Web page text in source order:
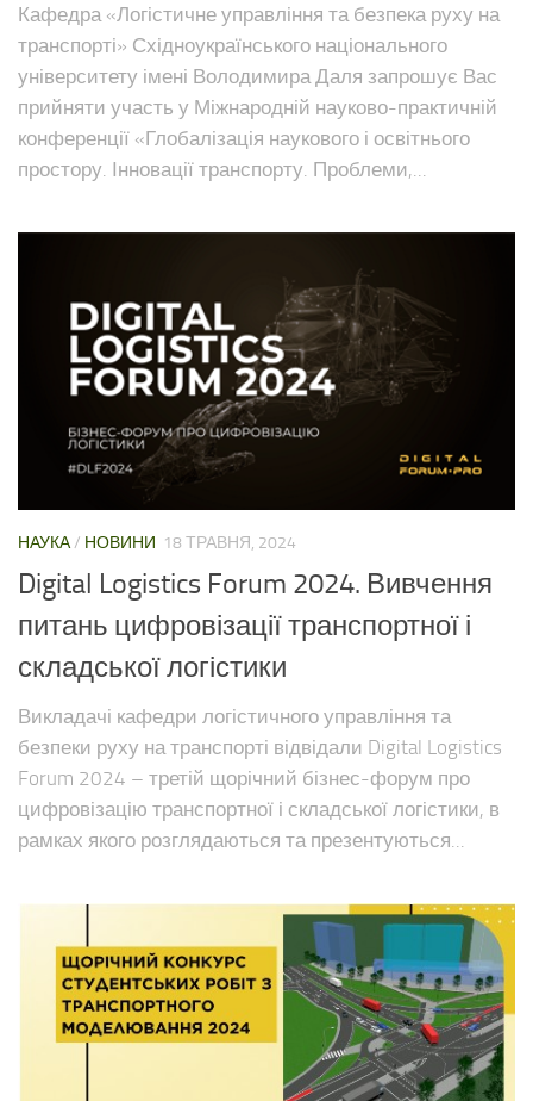
Кафедра «Логістичне управління та безпека руху на
транспорті» Східноукраїнського національного
університету імені Володимира Даля запрошує Вас
прийняти участь у Міжнародній науково-практичній
конференції «Глобалізація наукового і освітнього
простору. Інновації транспорту. Проблеми,...
НАУКА/ НОВИНИ 18 ТРАВНЯ, 2024
Digital Logistics Forum 2024. Вивчення
питань цифровізації транспортної і
складської логістики
Викладачі кафедри логістичного управління та
безпеки руху на транспорті відвідали Digital Logistics
Forum 2024 – третій щорічний бізнес-форум про
цифровізацію транспортної і складської логістики, в
рамках якого розглядаються та презентуються...